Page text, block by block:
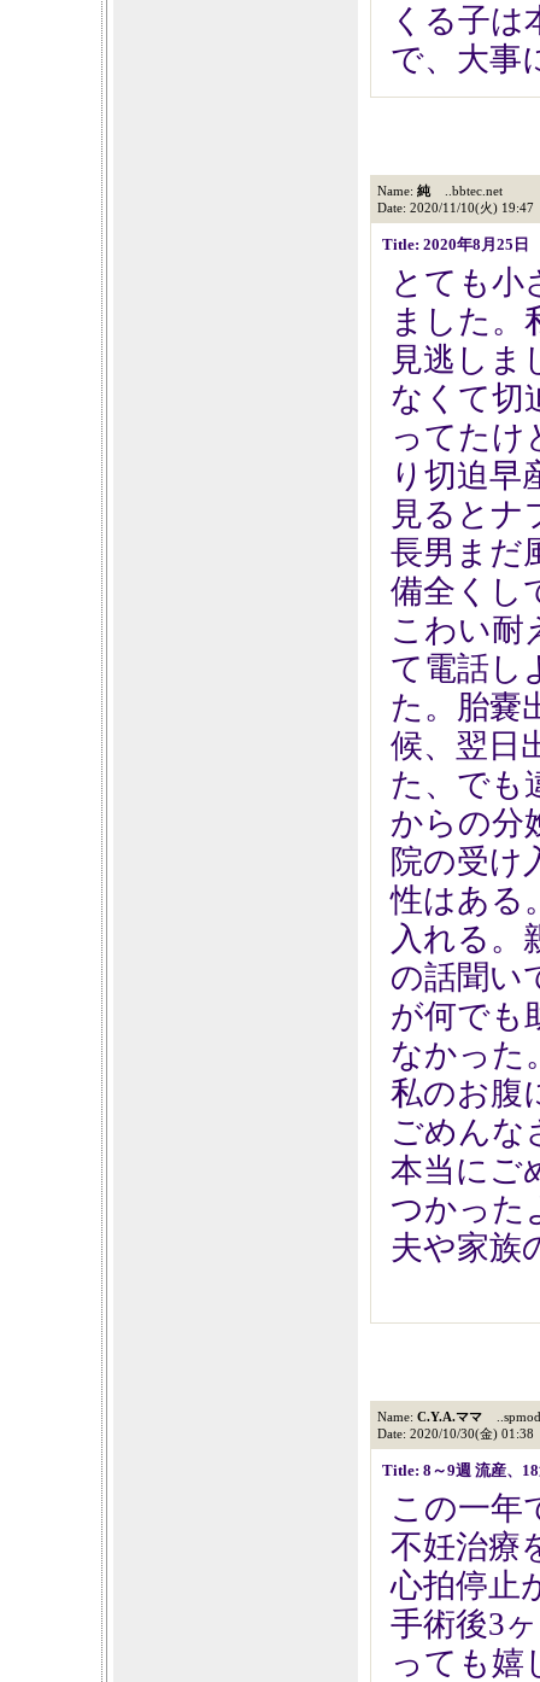
くる子は
で、大事
Name: 純..bbtec.net
Date: 2020/11/10(火) 19:47
Title: 2020年8月25
とても小
ました。
見逃しま
なくて切
ってたけ
り切迫早
見るとナ
長男まだ
備全くし
こわい耐
て電話し
た。胎嚢
候、翌日
た、でも
からの分
院の受け
性はある
入れる。
の話聞い
が何でも
なかった
私のお腹
ごめんな
本当にご
つかった
夫や家族
Name: C.Y.A.ママ
Date: 2020/10/30(金) 01:38
Title: 8～9週 流産、
この一年
不妊治療
心拍停止
手術後3
っても嬉